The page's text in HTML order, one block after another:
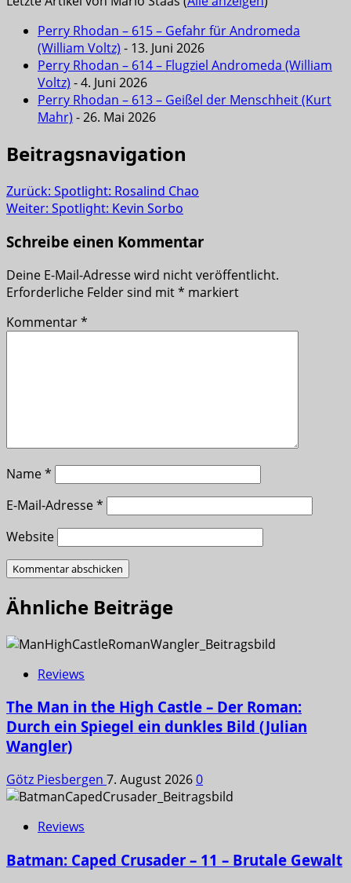
Perry Rhodan – 615 – Gefahr für Andromeda
(William Voltz) - 13. Juni 2026
Perry Rhodan – 614 – Flugziel Andromeda (William
Voltz) - 4. Juni 2026
Perry Rhodan – 613 – Geißel der Menschheit (Kurt
Mahr) - 26. Mai 2026
Beitragsnavigation
Zurück: Spotlight: Rosalind Chao
Weiter: Spotlight: Kevin Sorbo
Schreibe einen Kommentar
Deine E-Mail-Adresse wird nicht veröffentlicht.
Erforderliche Felder sind mit* markiert
Kommentar*
Name*
E-Mail-Adresse*
Website
Ähnliche Beiträge
Reviews
The Man in the High Castle – Der Roman:
Durch ein Spiegel ein dunkles Bild (Julian
Wangler)
Götz Piesbergen 7. August 20260
Reviews
Batman: Caped Crusader – 11 – Brutale Gewalt